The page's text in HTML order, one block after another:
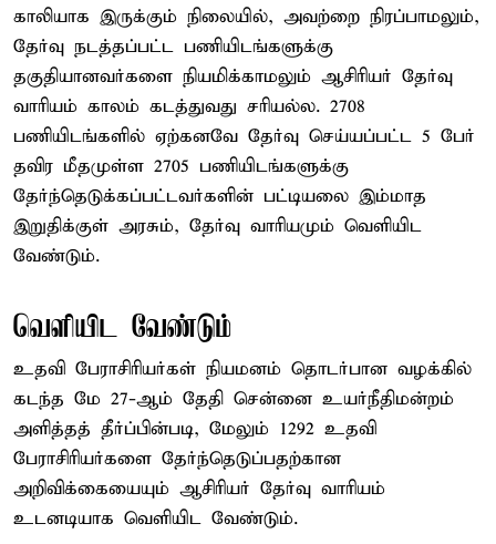
காலியாக இருக்கும் நிலையில், அவற்றை நிரப்பாமலும்,
தேர்வு நடத்தப்பட்ட பணியிடங்களுக்கு
தகுதியானவர்களை நியமிக்காமலும் ஆசிரியர் தேர்வு
வாரியம் காலம் கடத்துவது சரியல்ல. 2708
பணியிடங்களில் ஏற்கனவே தேர்வு செய்யப்பட்ட 5 பேர்
தவிர மீதமுள்ள 2705 பணியிடங்களுக்கு
தேர்ந்தெடுக்கப்பட்டவர்களின் பட்டியலை இம்மாத
இறுதிக்குள் அரசும், தேர்வு வாரியமும் வெளியிட
வேண்டும்.
வெளியிட வேண்டும்
உதவி பேராசிரியர்கள் நியமனம் தொடர்பான வழக்கில்
கடந்த மே 27-ஆம் தேதி சென்னை உயர்நீதிமன்றம்
அளித்தத் தீர்ப்பின்படி, மேலும் 1292 உதவி
பேராசிரியர்களை தேர்ந்தெடுப்பதற்கான
அறிவிக்கையையும் ஆசிரியர் தேர்வு வாரியம்
உடனடியாக வெளியிட வேண்டும்.